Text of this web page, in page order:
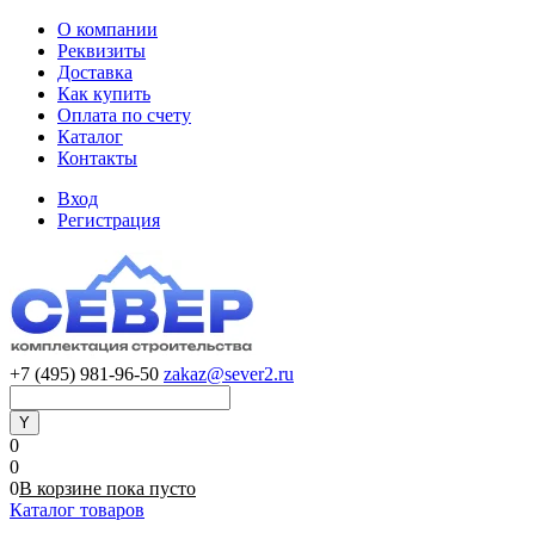
О компании
Реквизиты
Доставка
Как купить
Оплата по счету
Каталог
Контакты
Вход
Регистрация
+7 (495) 981-96-50 zakaz@sever2.ru
0
0
0В корзине пока пусто
Каталог товаров